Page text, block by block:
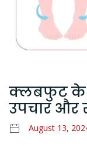
क्लबफुट के
उपचार और
August 13,